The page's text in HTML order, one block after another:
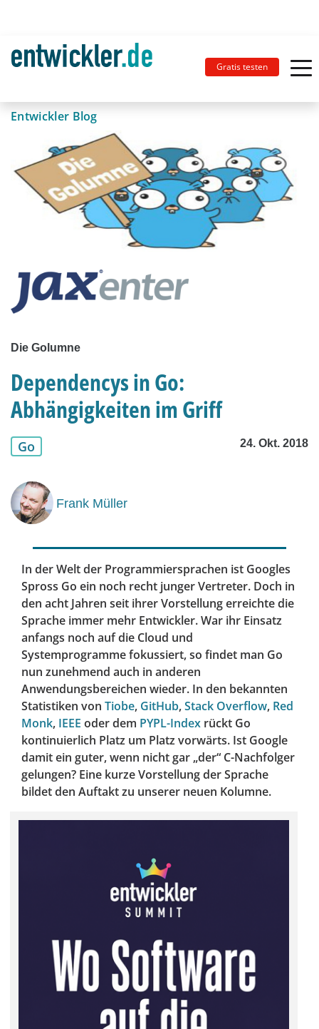
Gratis testen
Entwickler Blog
Die Golumne
Dependencys in Go:
Abhängigkeiten im Griff
Go 24. Okt. 2018
Frank Müller
In der Welt der Programmiersprachen ist Googles
Spross Go ein noch recht junger Vertreter. Doch in
den acht Jahren seit ihrer Vorstellung erreichte die
Sprache immer mehr Entwickler. War ihr Einsatz
anfangs noch auf die Cloud und
Systemprogramme fokussiert, so findet man Go
nun zunehmend auch in anderen
Anwendungsbereichen wieder. In den bekannten
Statistiken von Tiobe, GitHub,Stack Overflow, Red
Monk, IEEE oder dem PYPL-Index rückt Go
kontinuierlich Platz um Platz vorwärts. Ist Google
damit ein guter, wenn nicht gar „der“ C-Nachfolger
gelungen? Eine kurze Vorstellung der Sprache
bildet den Auftakt zu unserer neuen Kolumne.